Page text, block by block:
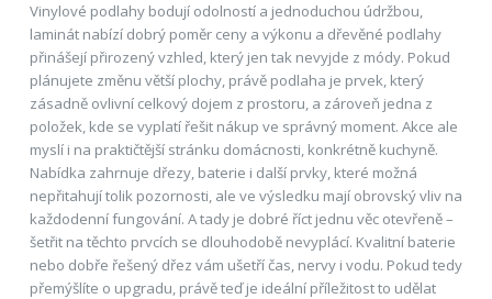
Vinylové podlahy bodují odolností a jednoduchou údržbou,
laminát nabízí dobrý poměr ceny a výkonu a dřevěné podlahy
přinášejí přirozený vzhled, který jen tak nevyjde z módy. Pokud
plánujete změnu větší plochy, právě podlaha je prvek, který
zásadně ovlivní celkový dojem z prostoru, a zároveň jedna z
položek, kde se vyplatí řešit nákup ve správný moment. Akce ale
myslí i na praktičtější stránku domácnosti, konkrétně kuchyně.
Nabídka zahrnuje dřezy, baterie i další prvky, které možná
nepřitahují tolik pozornosti, ale ve výsledku mají obrovský vliv na
každodenní fungování. A tady je dobré říct jednu věc otevřeně –
šetřit na těchto prvcích se dlouhodobě nevyplácí. Kvalitní baterie
nebo dobře řešený dřez vám ušetří čas, nervy i vodu. Pokud tedy
přemýšlíte o upgradu, právě teď je ideální příležitost to udělat